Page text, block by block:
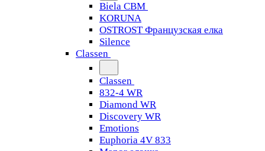
Biela CBM
KORUNA
OSTROST Французская елка
Silence
Classen
Classen
832-4 WR
Diamond WR
Discovery WR
Emotions
Euphoria 4V 833